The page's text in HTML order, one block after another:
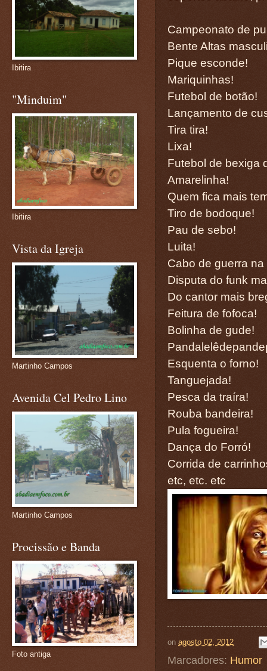
Campeonato de
Bente Altas
Pique esconde!
Mariquinhas!
Futebol de botão!
Lançamento de
Tira tira!
Lixa!
Futebol de bexiga
Amarelinha!
Quem fica mais
Tiro de bodoque!
Pau de sebo!
Luita!
Cabo de guerra na
Disputa do funk
Do cantor mais
Feitura de fofoca!
Bolinha de gude!
Esquenta o forno!
Tanguejada!
Pesca da traíra!
Rouba bandeira!
Pula fogueira!
Dança do Forró!
Corrida de
etc, etc. etc
on agosto 02, 2012
Marcadores: Humor
Ibitira
"Minduim"
Ibitira
Vista da Igreja
Martinho Campos
Avenida Cel Pedro Lino
Martinho Campos
Procissão e Banda
Foto antiga